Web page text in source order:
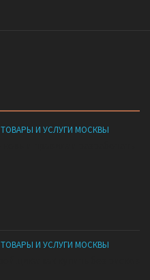
ТОВАРЫ И УСЛУГИ МОСКВЫ
ТОВАРЫ И УСЛУГИ МОСКВЫ